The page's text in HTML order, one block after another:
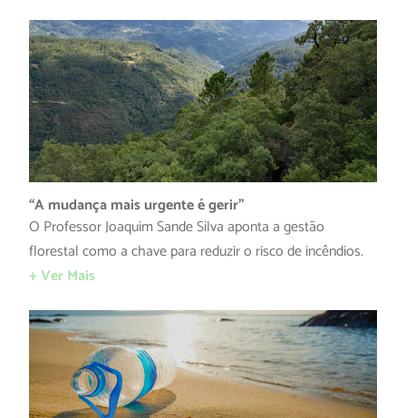
“A mudança mais urgente é gerir”
O Professor Joaquim Sande Silva aponta a gestão
florestal como a chave para reduzir o risco de incêndios.
+ Ver Mais